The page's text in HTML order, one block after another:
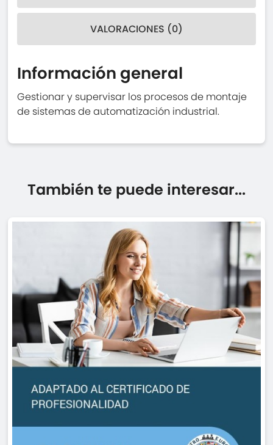
VALORACIONES (0)
Información general
Gestionar y supervisar los procesos de montaje
de sistemas de automatización industrial.
También te puede interesar...